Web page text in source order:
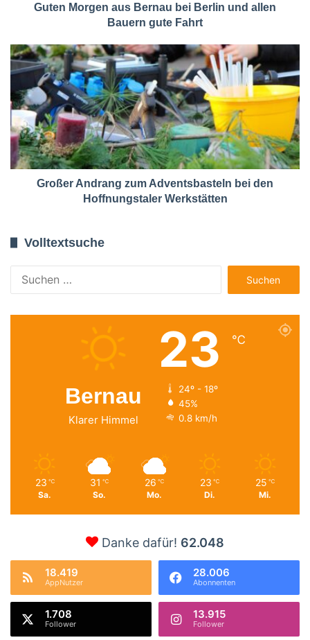
Guten Morgen aus Bernau bei Berlin und allen
Bauern gute Fahrt
Großer Andrang zum Adventsbasteln bei den
Hoffnungstaler Werkstätten
Volltextsuche
nach:
Bernau
Klarer Himmel
23 ℃
24º - 18º
45%
0.8 km/h
23 ℃
Sa.
31 ℃
So.
26 ℃
Mo.
23 ℃
Di.
25 ℃
Mi.
Danke dafür! 62.048
18.419
AppNutzer
28.006
Abonnenten
1.708
Follower
13.915
Follower